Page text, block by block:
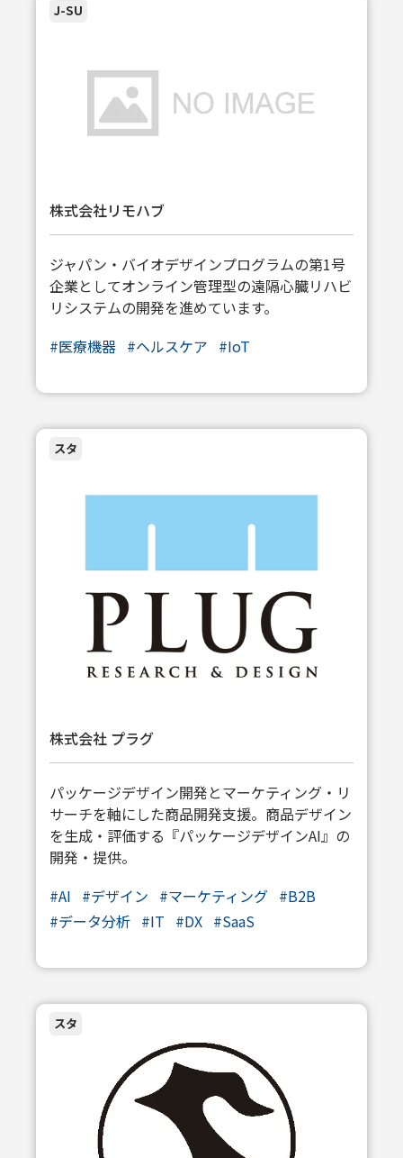
J-SU
株式会社リモハブ
ジャパン・バイオデザインプログラムの第1号
企業としてオンライン管理型の遠隔心臓リハビ
リシステムの開発を進めています。
#医療機器 #ヘルスケア #IoT
スタ
株式会社 プラグ
パッケージデザイン開発とマーケティング・リ
サーチを軸にした商品開発支援。商品デザイン
を生成・評価する『パッケージデザインAI』の
開発・提供。
#AI #デザイン #マーケティング #B2B
#データ分析 #IT #DX #SaaS
スタ